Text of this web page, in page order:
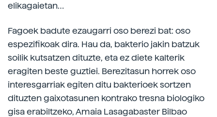
elikagaietan…
Fagoek badute ezaugarri oso berezi bat: oso
espezifikoak dira. Hau da, bakterio jakin batzuk
soilik kutsatzen dituzte, eta ez diete kalterik
eragiten beste guztiei. Berezitasun horrek oso
interesgarriak egiten ditu bakterioek sortzen
dituzten gaixotasunen kontrako tresna biologiko
gisa erabiltzeko, Amaia Lasagabaster Bilbao